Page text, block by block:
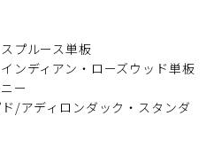
プルース単板
ンディアン・ローズウッド単板
ー
/アディロンダック・スタンダ